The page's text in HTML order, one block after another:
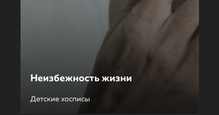
Неизбежность жизни
Детские хосписы